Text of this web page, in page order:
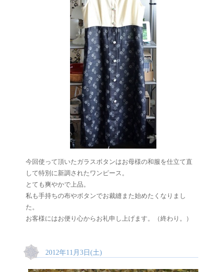
今回使って頂いたガラスボタンはお母様の和服を仕立て直
して特別に新調されたワンピース。
とても爽やかで上品。
私も手持ちの布やボタンでお裁縫また始めたくなりまし
た。
お客様にはお便り心からお礼申し上げます。（終わり。）
2012年11月3日(土)